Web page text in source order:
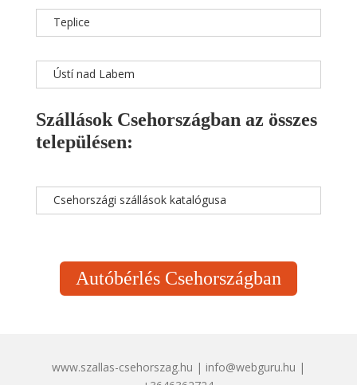
Teplice
Ústí nad Labem
Szállások Csehországban az összes
településen:
Csehországi szállások katalógusa
Autóbérlés Csehországban
www.szallas-csehorszag.hu | info@webguru.hu |